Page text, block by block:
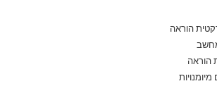
הוראה
הוראה